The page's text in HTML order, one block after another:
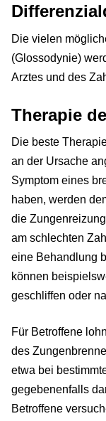
Die vielen
(Glossodynie)
Arztes und des
Therapie
Die beste
an der Ursache
Symptom eines
haben, werden
die
am schlechten
eine Behandlung
können
geschliffen oder
Für Betroffene
des
etwa bei
gegebenenfalls
Betroffene